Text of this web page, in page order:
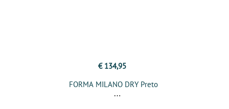
€ 134,95
FORMA MILANO DRY Preto